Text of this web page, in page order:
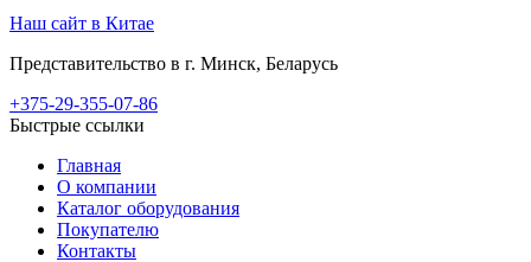
Наш сайт в Китае
Представительство в г. Минск, Беларусь
+375-29-355-07-86
Быстрые ссылки
Главная
О компании
Каталог оборудования
Покупателю
Контакты